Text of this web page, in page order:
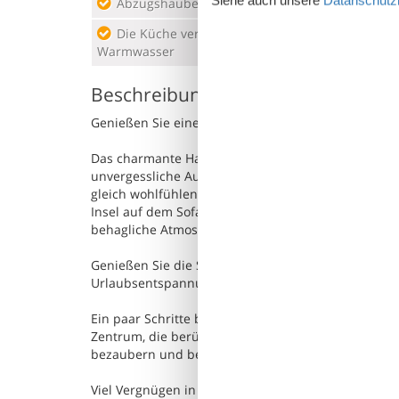
Warmwasser
Beschreibung
Genießen Sie eine erholsame Zeit in diesem
Das charmante Haus bietet alles, was Sie für
unvergessliche Auszeit zu zweit. In den
gleich wohlfühlen. Machen Sie es sich abends
Insel auf dem Sofa gemütlich bequem und
behagliche Atmosphäre.
Genießen Sie die Sonne im Innenhof des Hauses
Urlaubsentspannung wie von selbst ein.
Ein paar Schritte bringen Sie zur Felsenküste, die
Zentrum, die berühmte Brauerei finden Sie in
bezaubern und beenden Sie einen Spaziergang
Viel Vergnügen in Ihrem Urlaub im Ferienhaus,